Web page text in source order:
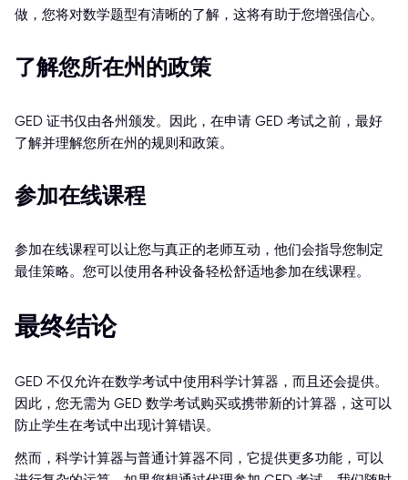
做，您将对数学题型有清晰的了解，这将有助于您增强信心。
了解您所在州的政策
GED 证书仅由各州颁发。因此，在申请 GED 考试之前，最好
了解并理解您所在州的规则和政策。
参加在线课程
参加在线课程可以让您与真正的老师互动，他们会指导您制定
最佳策略。您可以使用各种设备轻松舒适地参加在线课程。
最终结论
GED 不仅允许在数学考试中使用科学计算器，而且还会提供。
因此，您无需为 GED 数学考试购买或携带新的计算器，这可以
防止学生在考试中出现计算错误。
然而，科学计算器与普通计算器不同，它提供更多功能，可以